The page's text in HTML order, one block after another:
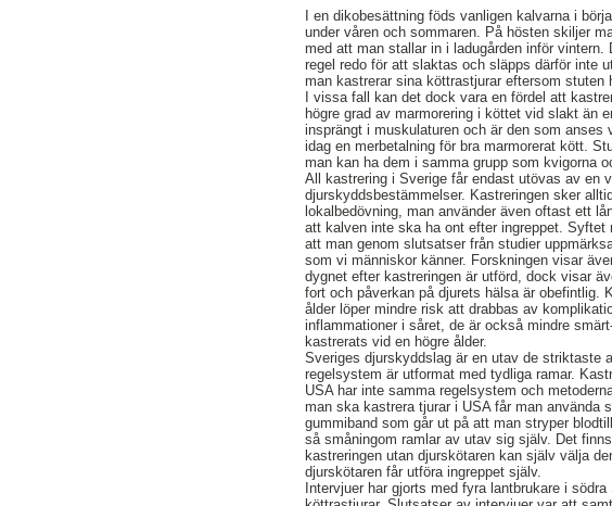
I en dikobesättning föds vanligen kalvarna i
under våren och sommaren. På hösten skiljer
med att man stallar in i ladugården inför vintern.
regel redo för att slaktas och släpps därför inte
man kastrerar sina köttrastjurar eftersom stuten
I vissa fall kan det dock vara en fördel att
högre grad av marmorering i köttet vid slakt än
insprängt i muskulaturen och är den som anses
idag en merbetalning för bra marmorerat kött.
man kan ha dem i samma grupp som kvigorna
All kastrering i Sverige får endast utövas av en
djurskyddsbestämmelser. Kastreringen sker
lokalbedövning, man använder även oftast ett
att kalven inte ska ha ont efter ingreppet.
att man genom slutsatser från studier
som vi människor känner. Forskningen visar
dygnet efter kastreringen är utförd, dock visar
fort och påverkan på djurets hälsa är obefintlig.
ålder löper mindre risk att drabbas av
inflammationer i såret, de är också mindre
kastrerats vid en högre ålder.
Sveriges djurskyddslag är en utav de striktaste
regelsystem är utformat med tydliga ramar.
USA har inte samma regelsystem och
man ska kastrera tjurar i USA får man använda
gummiband som går ut på att man stryper
så småningom ramlar av utav sig själv. Det
kastreringen utan djurskötaren kan själv välja
djurskötaren får utföra ingreppet själv.
Intervjuer har gjorts med fyra lantbrukare i